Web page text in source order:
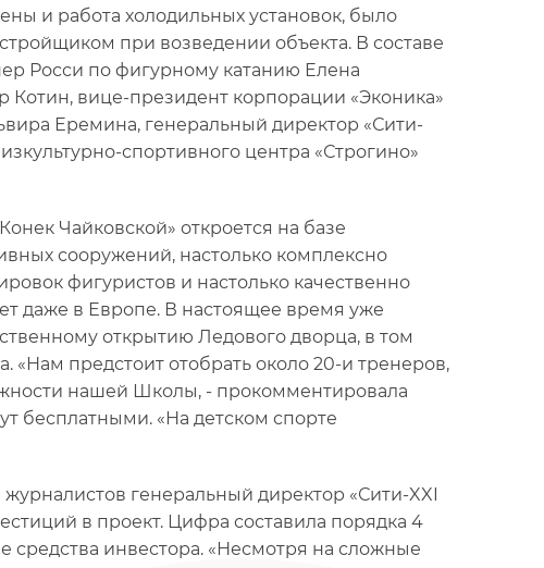
и работа холодильных установок, было
при возведении объекта. В составе
Росси по фигурному катанию Елена
вице-президент корпорации «Эконика»
Еремина, генеральный директор «Сити-
спортивного центра «Строгино»
Чайковской» откроется на базе
сооружений, настолько комплексно
фигуристов и настолько качественно
даже в Европе. В настоящее время уже
открытию Ледового дворца, в том
«Нам предстоит отобрать около 20-и тренеров,
нашей Школы, - прокомментировала
бесплатными. «На детском спорте
генеральный директор «Сити-XXI
в проект. Цифра составила порядка 4
средства инвестора. «Несмотря на сложные